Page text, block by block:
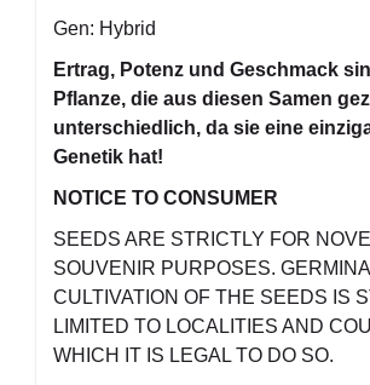
Gen: Hybrid
Ertrag, Potenz und Geschmack
Pflanze, die aus diesen Samen
unterschiedlich, da sie eine
Genetik hat!
NOTICE TO CONSUMER
SEEDS ARE STRICTLY FOR
SOUVENIR PURPOSES.
CULTIVATION OF THE SEEDS IS
LIMITED TO LOCALITIES AND
WHICH IT IS LEGAL TO DO SO.